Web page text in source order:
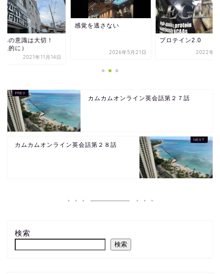
への意識は大切！
的に）
2021年11月14日
感覚を逃さない
2026年5月21日
プロテイン2.0
2022年2
カムカムオンライン英会話第２７話
カムカムオンライン英会話第２８話
検索
検索